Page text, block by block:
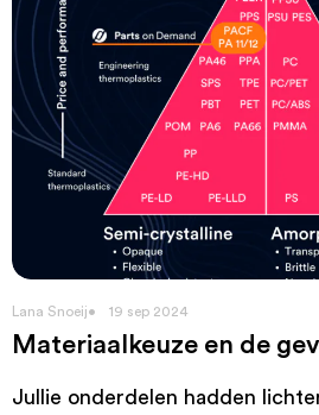
Lana Snoeij 19 sep 2024
Materiaalkeuze en de
Jullie onderdelen hadden